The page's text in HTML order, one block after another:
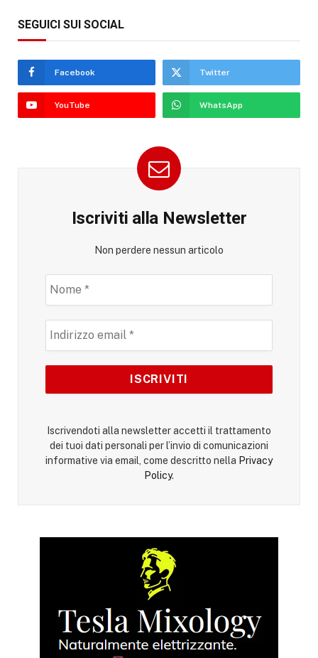
SEGUICI SUI SOCIAL
Facebook Twitter
YouTube WhatsApp
Iscriviti alla Newsletter
Non perdere nessun articolo
Iscrivendoti alla newsletter accetti il trattamento
dei tuoi dati personali per l’invio di comunicazioni
informative via email, come descritto nella Privacy
Policy.